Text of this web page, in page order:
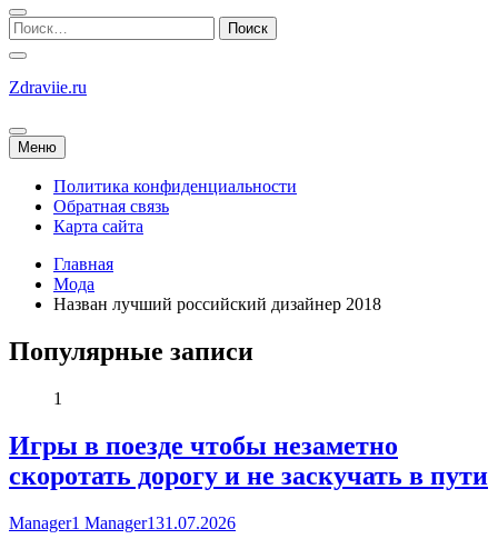
Zdraviie.ru
Меню
Политика конфиденциальности
Обратная связь
Карта сайта
Главная
Мода
Назван лучший российский дизайнер 2018
Популярные записи
1
Игры в поезде чтобы незаметно
скоротать дорогу и не заскучать в пути
Manager1 Manager131.07.2026